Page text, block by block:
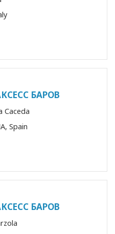
БАРОВ
Caceda
Spain
БАРОВ